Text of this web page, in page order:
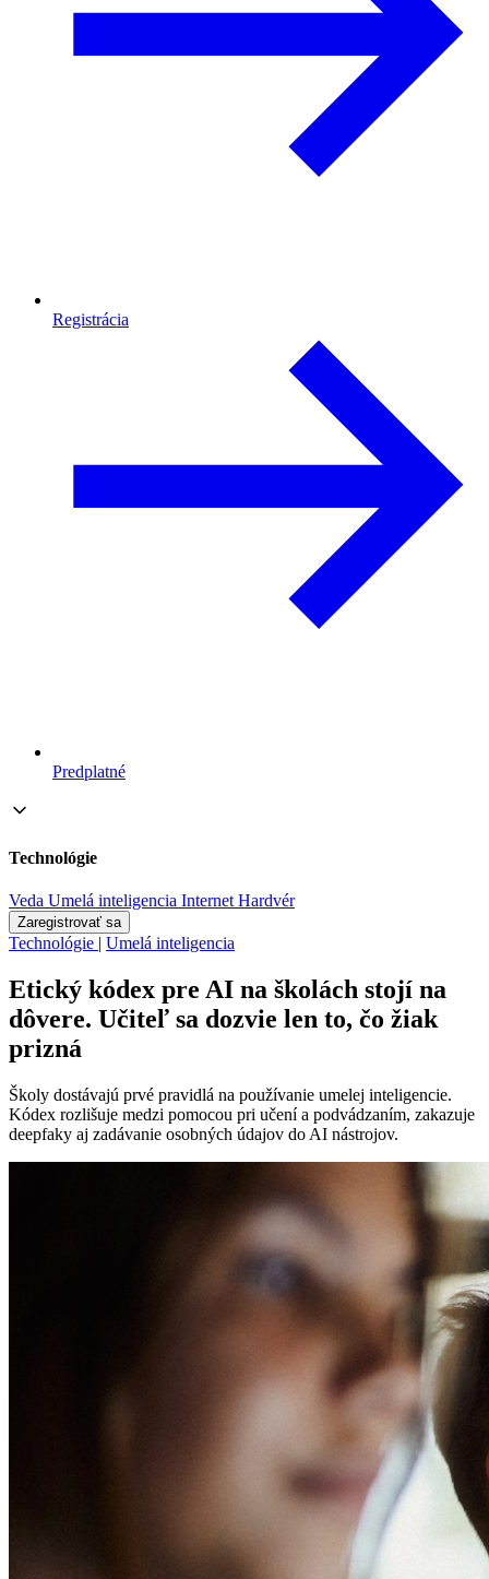
Registrácia
Predplatné
Technológie
Veda Umelá inteligencia Internet Hardvér
Zaregistrovať sa
Technológie | Umelá inteligencia
Etický kódex pre AI na školách stojí na
dôvere. Učiteľ sa dozvie len to, čo žiak
prizná
Školy dostávajú prvé pravidlá na používanie umelej inteligencie.
Kódex rozlišuje medzi pomocou pri učení a podvádzaním, zakazuje
deepfaky aj zadávanie osobných údajov do AI nástrojov.